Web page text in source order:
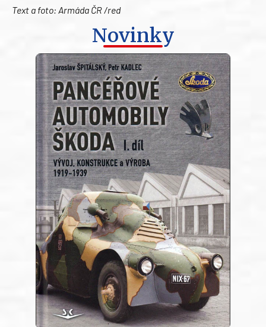
Text a foto: Armáda ČR /red
Novinky